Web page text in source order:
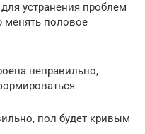
устранения проблем
менять половое
неправильно,
пол будет кривым